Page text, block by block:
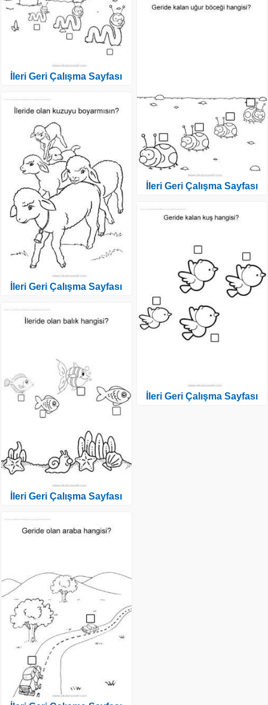
İleri Geri Çalışma Sayfası
İleri Geri Çalışma Sayfası
İleri Geri Çalışma Sayfası
İleri Geri Çalışma Sayfası
İleri Geri Çalışma Sayfası